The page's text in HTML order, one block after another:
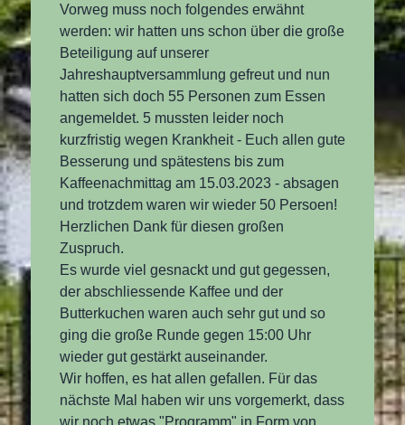
Vorweg muss noch folgendes erwähnt
werden: wir hatten uns schon über die große
Beteiligung auf unserer
Jahreshauptversammlung gefreut und nun
hatten sich doch 55 Personen zum Essen
angemeldet. 5 mussten leider noch
kurzfristig wegen Krankheit - Euch allen gute
Besserung und spätestens bis zum
Kaffeenachmittag am 15.03.2023 - absagen
und trotzdem waren wir wieder 50 Persoen!
Herzlichen Dank für diesen großen
Zuspruch.
Es wurde viel gesnackt und gut gegessen,
der abschliessende Kaffee und der
Butterkuchen waren auch sehr gut und so
ging die große Runde gegen 15:00 Uhr
wieder gut gestärkt auseinander.
Wir hoffen, es hat allen gefallen. Für das
nächste Mal haben wir uns vorgemerkt, dass
wir noch etwas "Programm" in Form von